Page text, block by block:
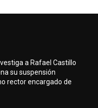
a Rafael Castillo
su suspensión
rector encargado de